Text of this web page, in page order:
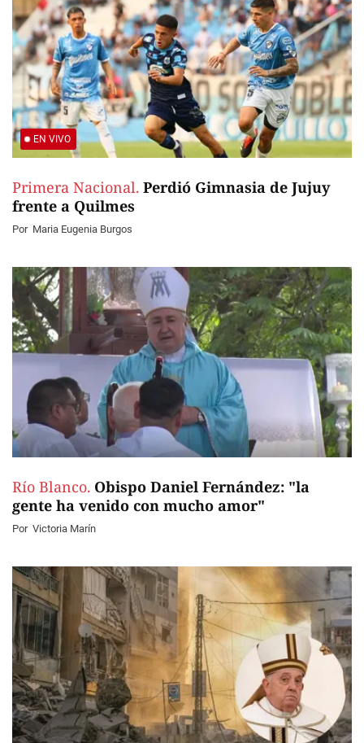
EN VIVO
Primera Nacional. Perdió Gimnasia de Jujuy
frente a Quilmes
Por Maria Eugenia Burgos
Río Blanco. Obispo Daniel Fernández: "la
gente ha venido con mucho amor"
Por Victoria Marín